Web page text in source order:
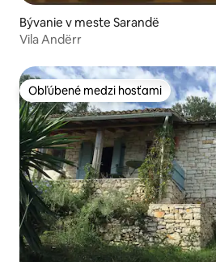
Bývanie v meste Sarandë
Vila Andërr
Obľúbené medzi hosťami
Obľúbené medzi hosťami